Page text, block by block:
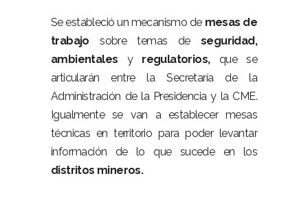
Se estableció un mecanismo de mesas de
trabajo sobre temas de seguridad,
ambientales y regulatorios,que se
articularán entre la Secretaría de la
Administración de la Presidencia y la CME.
Igualmente se van a establecer mesas
técnicas en territorio para poder levantar
información de lo que sucede en los
distritos mineros.